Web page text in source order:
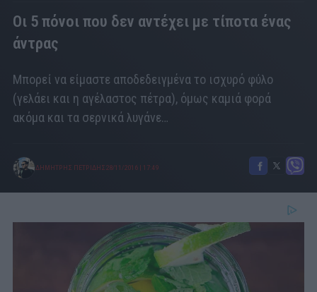
Οι 5 πόνοι που δεν αντέχει με τίποτα ένας
άντρας
Μπορεί να είμαστε αποδεδειγμένα το ισχυρό φύλο
(γελάει και η αγέλαστος πέτρα), όμως καμιά φορά
ακόμα και τα σερνικά λυγάνε…
ΔΗΜΗΤΡΗΣ ΠΕΤΡΙΔΗΣ 28/11/2016 17:49